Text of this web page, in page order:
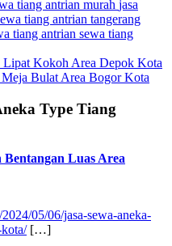
tiang antrian murah jasa
tiang antrian tangerang
tiang antrian sewa tiang
Kokoh Area Depok Kota
Bulat Area Bogor Kota
Type Tiang
Luas Area
05/06/jasa-sewa-aneka-
[…]